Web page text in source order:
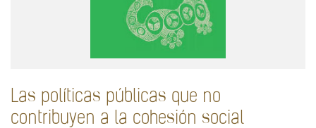
Las políticas públicas que no
contribuyen a la cohesión social